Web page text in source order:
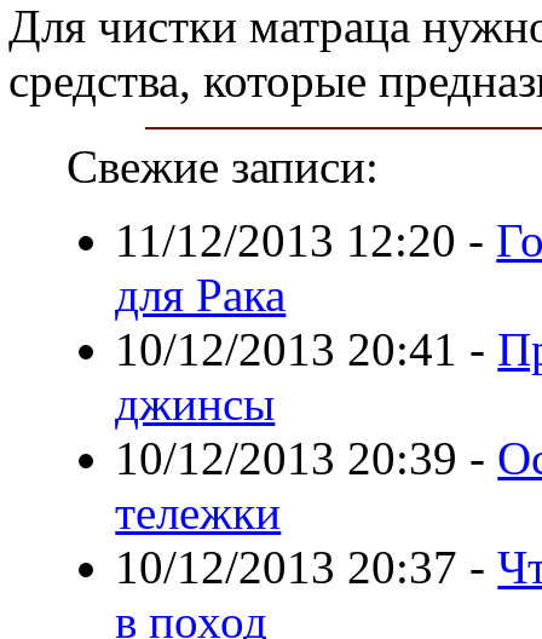
Для чистки матраца
средства, которые
Свежие записи:
11/12/2013 12:20 -
для Рака
10/12/2013 20:41 -
джинсы
10/12/2013 20:39 -
тележки
10/12/2013 20:37 -
в поход